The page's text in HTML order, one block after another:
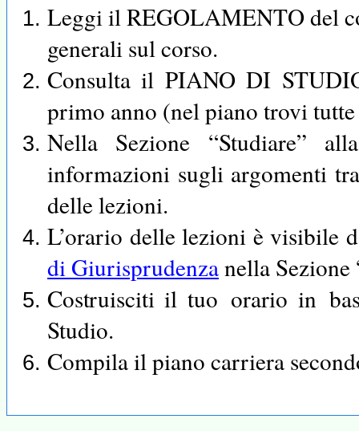
Leggi il REGOLAMENTO del
generali sul corso.
Consulta il PIANO DI
primo anno (nel piano trovi
Nella Sezione “Studiare”
informazioni sugli argomenti
delle lezioni.
L’orario delle lezioni è visibile
di Giurisprudenzanella
Costruisciti il tuo orario in
Studio.
Compila il piano carriera